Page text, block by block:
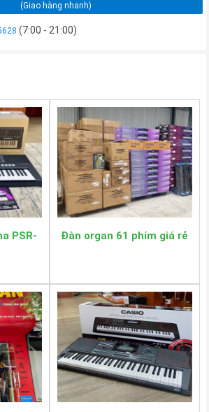
(Giao hàng nhanh)
(7:00 - 21:00)
PSR-
Đàn organ 61 phím giá rẻ